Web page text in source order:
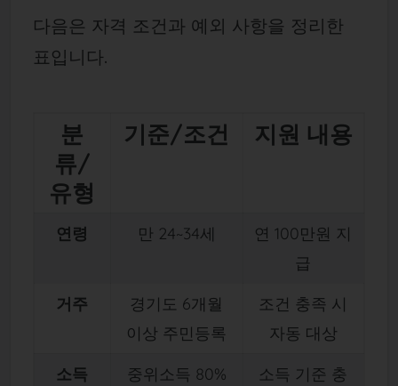
다음은 자격 조건과 예외 사항을 정리한
표입니다.
분
류/
유형
기준/조건 지원 내용
연령 만 24~34세
연 100만원 지
급
거주
경기도 6개월
이상 주민등록
조건 충족 시
자동 대상
소득
중위소득 80%
소득 기준 충